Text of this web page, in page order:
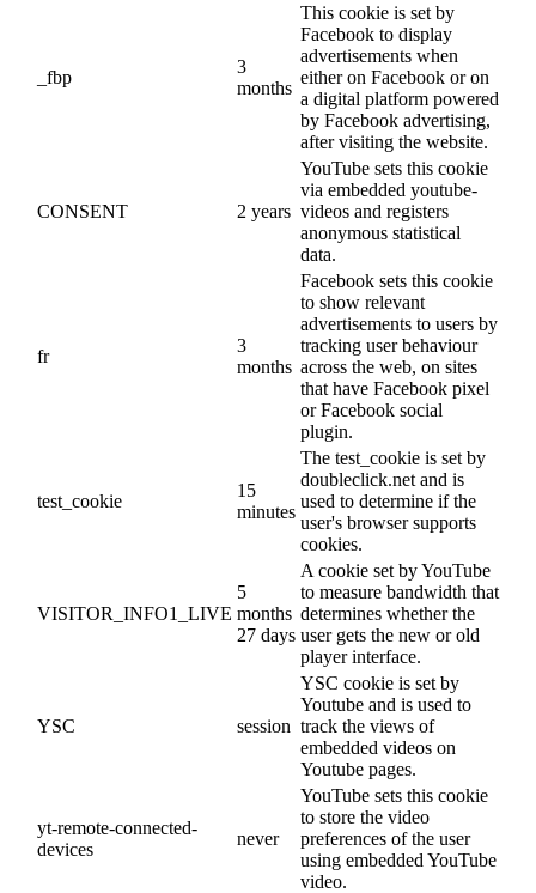
_fbp
3
months
This cookie is set by
Facebook to display
advertisements when
either on Facebook or on
a digital platform powered
by Facebook advertising,
after visiting the website.
CONSENT 2 years
YouTube sets this cookie
via embedded youtube-
videos and registers
anonymous statistical
data.
fr
3
months
Facebook sets this cookie
to show relevant
advertisements to users by
tracking user behaviour
across the web, on sites
that have Facebook pixel
or Facebook social
plugin.
test_cookie
15
minutes
The test_cookie is set by
doubleclick.net and is
used to determine if the
user's browser supports
cookies.
VISITOR_INFO1_LIVE
5
months
27 days
A cookie set by YouTube
to measure bandwidth that
determines whether the
user gets the new or old
player interface.
YSC session
YSC cookie is set by
Youtube and is used to
track the views of
embedded videos on
Youtube pages.
yt-remote-connected-
devices
never
YouTube sets this cookie
to store the video
preferences of the user
using embedded YouTube
video.